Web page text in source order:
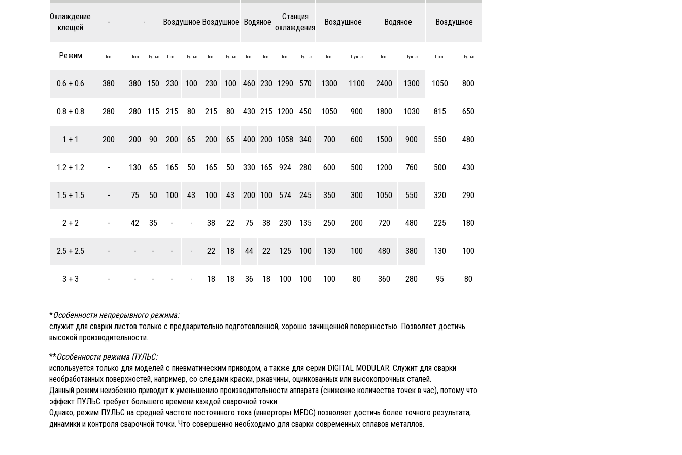
Охлаждение
клещей
- - Воздушное Воздушное Водяное
Станция
охлаждения
Воздушное Водяное Воздушное
Режим Пост. Пост. Пульс Пост. Пульс Пост. Пульс Пост. Пост. Пост. Пульс Пост. Пульс Пост. Пульс Пост. Пульс
0.6 + 0.6 380 380 150 230 100 230 100 460 230 1290 570 1300 1100 2400 1300 1050 800
0.8 + 0.8 280 280 115 215 80 215 80 430 215 1200 450 1050 900 1800 1030 815 650
1 + 1 200 200 90 200 65 200 65 400 200 1058 340 700 600 1500 900 550 480
1.2 + 1.2 - 130 65 165 50 165 50 330 165 924 280 600 500 1200 760 500 430
1.5 + 1.5 - 75 50 100 43 100 43 200 100 574 245 350 300 1050 550 320 290
2 + 2 - 42 35 - - 38 22 75 38 230 135 250 200 720 480 225 180
2.5 + 2.5 - - - - - 22 18 44 22 125 100 130 100 480 380 130 100
3 + 3 - - - - - 18 18 36 18 100 100 100 80 360 280 95 80
*Особенности непрерывного режима:
служит для сварки листов только с предварительно подготовленной, хорошо зачищенной поверхностью. Позволяет достичь
высокой производительности.
**Особенности режима ПУЛЬС:
используется только для моделей с пневматическим приводом, а также для серии DIGITAL MODULAR. Служит для сварки
необработанных поверхностей, например, со следами краски, ржавчины, оцинкованных или высокопрочных сталей.
Данный режим неизбежно приводит к уменьшению производительности аппарата (снижение количества точек в час), потому что
эффект ПУЛЬС требует большего времени каждой сварочной точки.
Однако, режим ПУЛЬС на средней частоте постоянного тока (инверторы MFDC) позволяет достичь более точного результата,
динамики и контроля сварочной точки. Что совершенно необходимо для сварки современных сплавов металлов.
Производство климатического оборудования для
дробеструйной камеры SPK
В производстве вентиляционные агрегаты для
агрегата химической подготовки поверхности
В производстве устройство качения для агрегата
Видео со сборки вентиляционных агрегатов для
краскоприготовительной камеры SPK
Сборка новых вентиляционных агрегатов для камеры
приготовления краски
В производстве масляно-водяной сепаратор